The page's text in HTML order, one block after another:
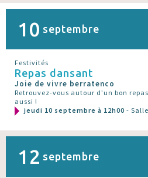
10 septembre
Festivités
Repas dansant
Joie de vivre berratenco
Retrouvez-vous autour d’un bon
aussi !
jeudi 10 septembre à 12h00 -
12 septembre